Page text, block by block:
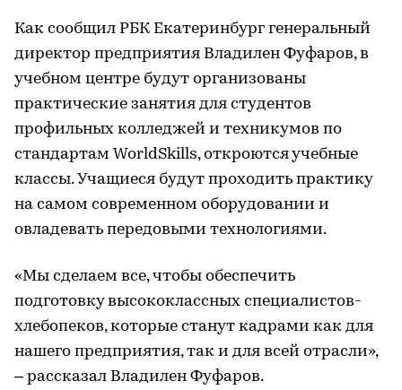
Как сообщил РБК Екатеринбург генеральный
директор предприятия Владилен Фуфаров, в
учебном центре будут организованы
практические занятия для студентов
профильных колледжей и техникумов по
стандартам WorldSkills, откроются учебные
классы. Учащиеся будут проходить практику
на самом современном оборудовании и
овладевать передовыми технологиями.
«Мы сделаем все, чтобы обеспечить
подготовку высококлассных специалистов-
хлебопеков, которые станут кадрами как для
нашего предприятия, так и для всей отрасли»,
– рассказал Владилен Фуфаров.